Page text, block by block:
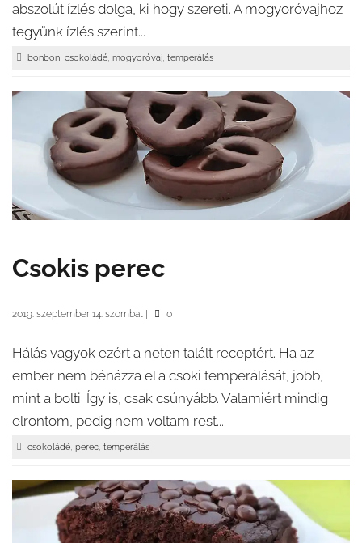
abszolút ízlés dolga, ki hogy szereti. A mogyoróvajhoz
tegyünk ízlés szerint...
bonbon, csokoládé, mogyoróvaj, temperálás
Csokis perec
2019. szeptember 14. szombat 0
Hálás vagyok ezért a neten talált receptért. Ha az
ember nem bénázza el a csoki temperálását, jobb,
mint a bolti. Így is, csak csúnyább. Valamiért mindig
elrontom, pedig nem voltam rest...
csokoládé, perec, temperálás